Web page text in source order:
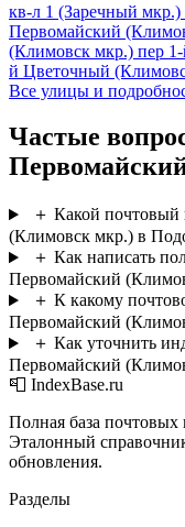
кв-л 1 (Заречный мкр.)
Первомайский
(Климовск мкр.) пер
й Цветочный
Все улицы и
Частые
＋ Какой почтовый
(Климовск мкр.) в
＋ Как написать
Первомайский
＋ К какому
Первомайский
＋ Как уточнить
Первомайский
📮 IndexBase.ru
Полная база
Эталонный
обновления.
Разделы